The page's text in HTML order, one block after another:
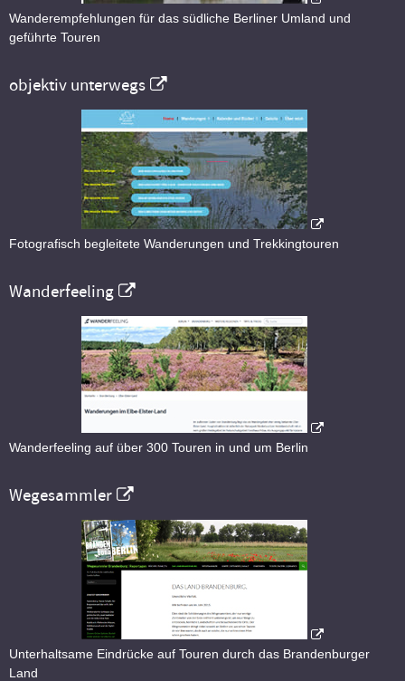
Wanderempfehlungen für das südliche Berliner Umland und
geführte Touren
objektiv unterwegs
Fotografisch begleitete Wanderungen und Trekkingtouren
Wanderfeeling
Wanderfeeling auf über 300 Touren in und um Berlin
Wegesammler
Unterhaltsame Eindrücke auf Touren durch das Brandenburger
Land